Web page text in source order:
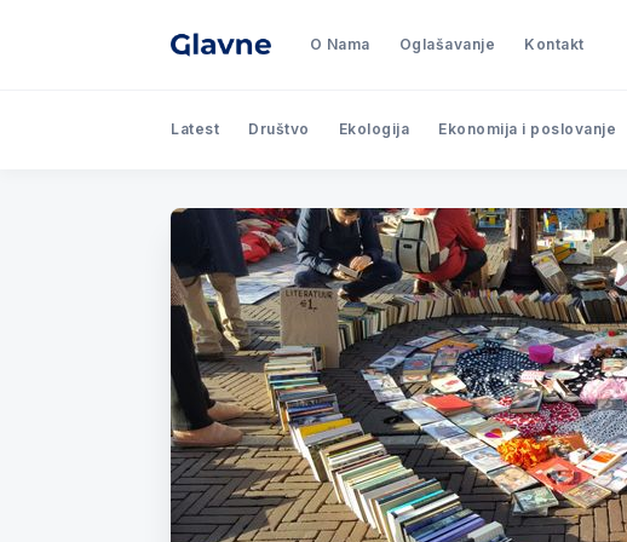
O Nama Oglašavanje Kontakt
Latest Društvo Ekologija Ekonomija i poslovanje